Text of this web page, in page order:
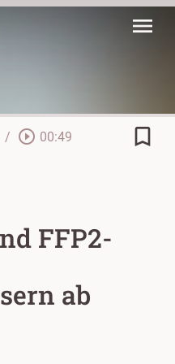
menu
/ play_circle_outline 00:49 bookmark_border
FFP2-
ab